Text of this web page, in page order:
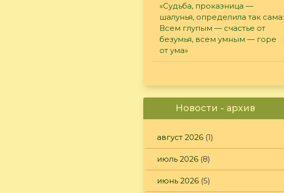
«Судьба, проказница —
шалунья, определила так сама:
Всем глупым — счастье от
безумья, всем умным — горе
от ума»
Новости - архив
август 2026 (1)
июль 2026 (8)
июнь 2026 (5)